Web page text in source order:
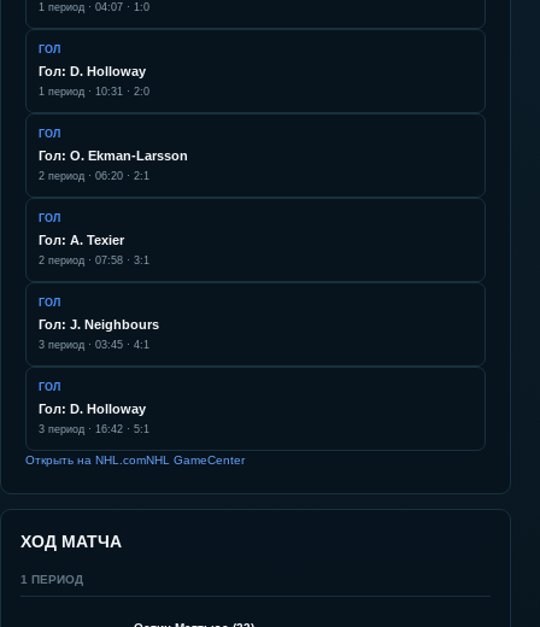
1 период · 04:07 · 1:0
ГОЛ
Гол: D. Holloway
1 период · 10:31 · 2:0
ГОЛ
Гол: O. Ekman-Larsson
2 период · 06:20 · 2:1
ГОЛ
Гол: A. Texier
2 период · 07:58 · 3:1
ГОЛ
Гол: J. Neighbours
3 период · 03:45 · 4:1
ГОЛ
Гол: D. Holloway
3 период · 16:42 · 5:1
Открыть на NHL.comNHL GameCenter
ХОД МАТЧА
1 ПЕРИОД